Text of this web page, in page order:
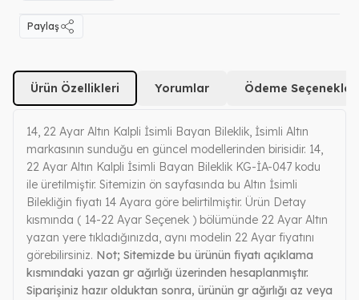
Paylaş
Ürün Özellikleri Yorumlar Ödeme Seçenekleri
14, 22 Ayar Altın Kalpli İsimli Bayan Bileklik, İsimli Altın
markasının sunduğu en güncel modellerinden birisidir. 14,
22 Ayar Altın Kalpli İsimli Bayan Bileklik KG-İA-047 kodu
ile üretilmiştir. Sitemizin ön sayfasında bu Altın İsimli
Bilekliğin fiyatı 14 Ayara göre belirtilmiştir. Ürün Detay
kısmında ( 14-22 Ayar Seçenek ) bölümünde 22 Ayar Altın
yazan yere tıkladığınızda, aynı modelin 22 Ayar fiyatını
görebilirsiniz. Not; Sitemizde bu ürünün fiyatı açıklama
kısmındaki yazan gr ağırlığı üzerinden hesaplanmıştır.
Siparişiniz hazır olduktan sonra, ürünün gr ağırlığı az veya